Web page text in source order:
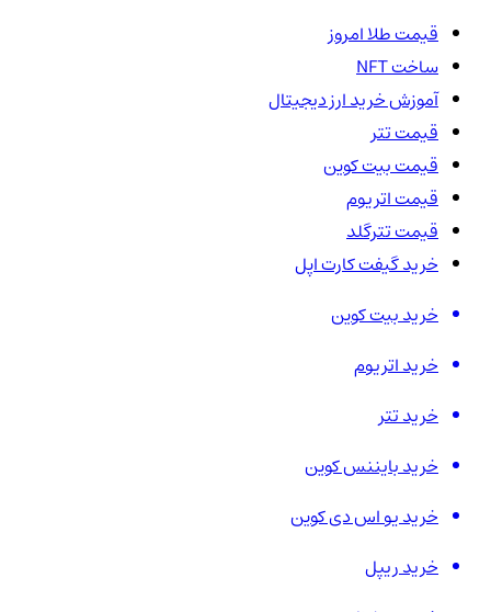
قیمت طلا امروز
ساخت NFT
آموزش خرید ارز دیجیتال
قیمت تتر
قیمت بیت کوین
قیمت اتریوم
قیمت تترگلد
خرید گیفت کارت اپل
خرید بیت کوین
خرید اتریوم
خرید تتر
خرید بایننس کوین
خرید یو اس دی کوین
خرید ریپل